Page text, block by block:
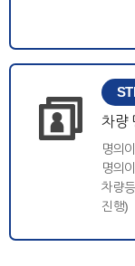
차량
명의
명의
차량
진행)